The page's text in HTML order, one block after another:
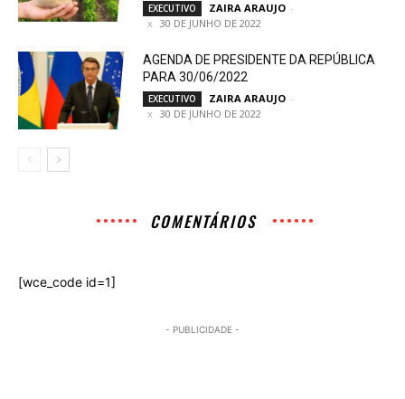
EXECUTIVO ZAIRA ARAUJO -
30 DE JUNHO DE 2022
AGENDA DE PRESIDENTE DA REPÚBLICA
PARA 30/06/2022
EXECUTIVO ZAIRA ARAUJO -
30 DE JUNHO DE 2022
COMENTÁRIOS
[wce_code id=1]
- PUBLICIDADE -